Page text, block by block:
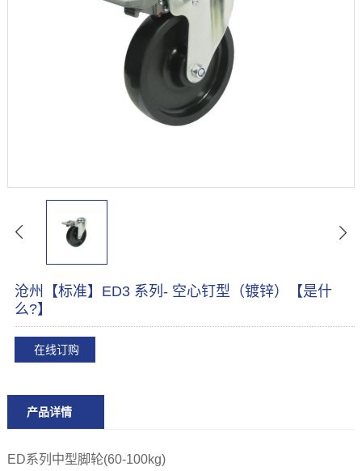
沧州【标准】ED3 系列- 空心钉型（镀锌）【是什
么?】
在线订购
产品详情
ED系列中型脚轮(60-100kg)